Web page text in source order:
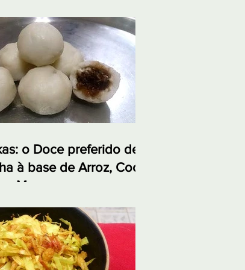
o Doce preferido de
à base de Arroz, Coco
Mascavo